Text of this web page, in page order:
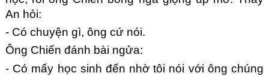
An hỏi:
- Có chuyện gì, ông cứ nói.
Ông Chiến đánh bài ngửa:
- Có mấy học sinh đến nhờ tôi nói với ông chúng